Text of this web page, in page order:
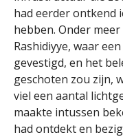
had eerder ontkend
hebben. Onder
Rashidiyye, waar
gevestigd, en het
geschoten zou zijn,
viel een aantal
maakte intussen
had ontdekt en